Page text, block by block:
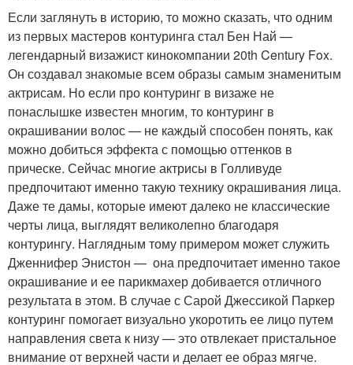
Если заглянуть в историю, то можно сказать, что одним
из первых мастеров контуринга стал Бен Най —
легендарный визажист кинокомпании 20th Century Fox.
Он создавал знакомые всем образы самым знаменитым
актрисам. Но если про контуринг в визаже не
понаслышке известен многим, то контуринг в
окрашивании волос — не каждый способен понять, как
можно добиться эффекта с помощью оттенков в
прическе. Сейчас многие актрисы в Голливуде
предпочитают именно такую технику окрашивания лица.
Даже те дамы, которые имеют далеко не классические
черты лица, выглядят великолепно благодаря
контурингу. Наглядным тому примером может служить
Дженнифер Энистон — она предпочитает именно такое
окрашивание и ее парикмахер добивается отличного
результата в этом. В случае с Сарой Джессикой Паркер
контуринг помогает визуально укоротить ее лицо путем
направления света к низу — это отвлекает пристальное
внимание от верхней части и делает ее образ мягче.